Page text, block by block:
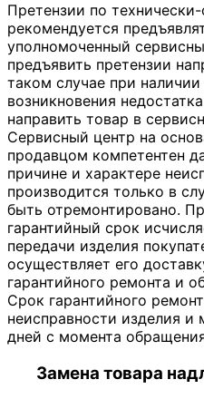
Претензии по
рекомендуется
уполномоченный
предъявить претензии
таком случае при
возникновения
направить товар в
Сервисный центр на
продавцом компетентен
причине и характере
производится только в
быть отремонтировано.
гарантийный срок
передачи изделия
осуществляет его
гарантийного ремонта и
Срок гарантийного
неисправности изделия
дней с момента
Замена товара